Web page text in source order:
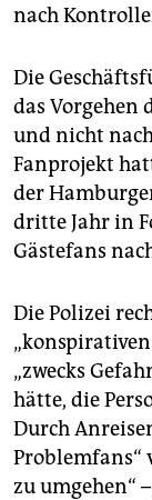
nach
Die
das Vorgehen
und nicht
Fanprojekt
der
dritte Jahr in
Gästefans
Die Polizei
„zwecks
hätte, die
Durch
Problemfans“
zu umgehen“